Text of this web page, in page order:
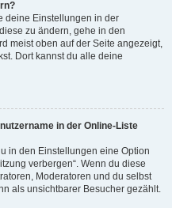
deine Einstellungen in der
zu ändern, gehe in den
meist oben auf der Seite angezeigt,
Dort kannst du alle deine
in der Online-Liste
in den Einstellungen eine Option
verbergen“. Wenn du diese
Moderatoren und du selbst
als unsichtbarer Besucher gezählt.